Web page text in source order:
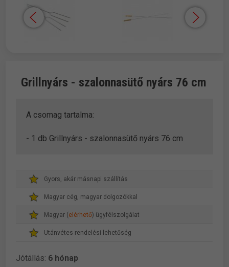
Grillnyárs - szalonnasütő nyárs 76 cm
A csomag tartalma:
- 1 db Grillnyárs - szalonnasütő nyárs 76 cm
Gyors, akár másnapi szállítás
Magyar cég, magyar dolgozókkal
Magyar (elérhető) ügyfélszolgálat
Utánvétes rendelési lehetőség
Jótállás: 6 hónap